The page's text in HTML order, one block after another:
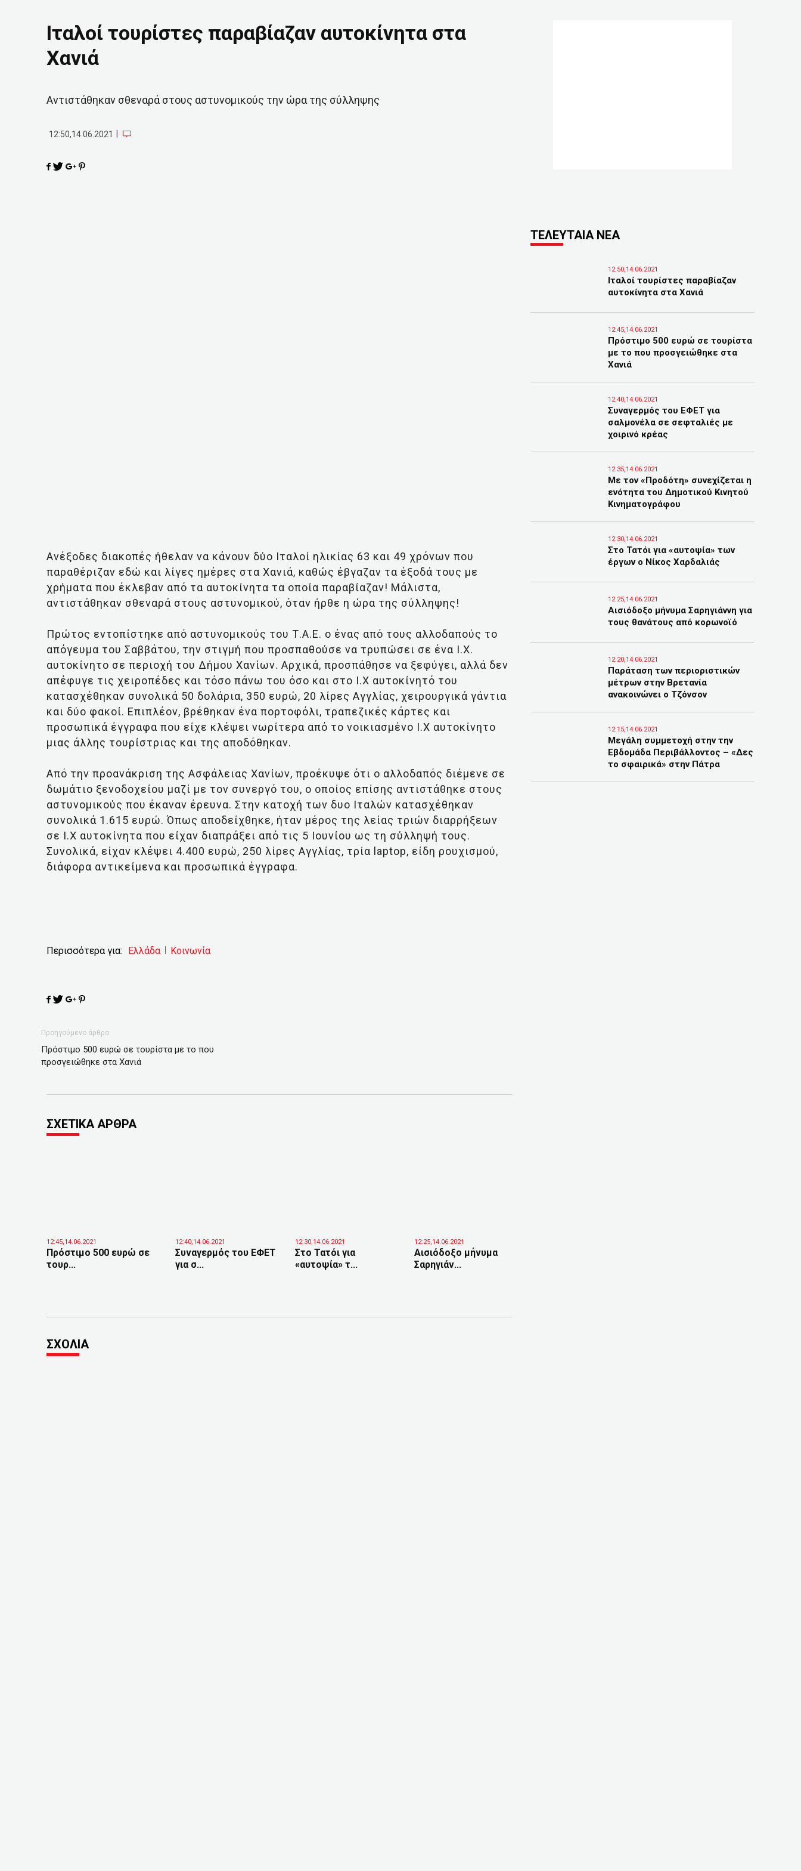
Ιταλοί τουρίστες παραβίαζαν αυτοκίνητα στα
Χανιά
Αντιστάθηκαν σθεναρά στους αστυνομικούς την ώρα της σύλληψης
12:50,14.06.2021
Ανέξοδες διακοπές ήθελαν να κάνουν δύο Ιταλοί ηλικίας 63 και 49 χρόνων που
παραθέριζαν εδώ και λίγες ημέρες στα Χανιά, καθώς έβγαζαν τα έξοδά τους με
χρήματα που έκλεβαν από τα αυτοκίνητα τα οποία παραβίαζαν! Μάλιστα,
αντιστάθηκαν σθεναρά στους αστυνομικού, όταν ήρθε η ώρα της σύλληψης!
Πρώτος εντοπίστηκε από αστυνομικούς του Τ.Α.Ε. ο ένας από τους αλλοδαπούς το
απόγευμα του Σαββάτου, την στιγμή που προσπαθούσε να τρυπώσει σε ένα Ι.Χ.
αυτοκίνητο σε περιοχή του Δήμου Χανίων. Αρχικά, προσπάθησε να ξεφύγει, αλλά δεν
απέφυγε τις χειροπέδες και τόσο πάνω του όσο και στο Ι.Χ αυτοκίνητό του
κατασχέθηκαν συνολικά 50 δολάρια, 350 ευρώ, 20 λίρες Αγγλίας, χειρουργικά γάντια
και δύο φακοί. Επιπλέον, βρέθηκαν ένα πορτοφόλι, τραπεζικές κάρτες και
προσωπικά έγγραφα που είχε κλέψει νωρίτερα από το νοικιασμένο Ι.Χ αυτοκίνητο
μιας άλλης τουρίστριας και της αποδόθηκαν.
Από την προανάκριση της Ασφάλειας Χανίων, προέκυψε ότι ο αλλοδαπός διέμενε σε
δωμάτιο ξενοδοχείου μαζί με τον συνεργό του, ο οποίος επίσης αντιστάθηκε στους
αστυνομικούς που έκαναν έρευνα. Στην κατοχή των δυο Ιταλών κατασχέθηκαν
συνολικά 1.615 ευρώ. Όπως αποδείχθηκε, ήταν μέρος της λείας τριών διαρρήξεων
σε Ι.Χ αυτοκίνητα που είχαν διαπράξει από τις 5 Ιουνίου ως τη σύλληψή τους.
Συνολικά, είχαν κλέψει 4.400 ευρώ, 250 λίρες Αγγλίας, τρία laptop, είδη ρουχισμού,
διάφορα αντικείμενα και προσωπικά έγγραφα.
Περισσότερα για: Ελλάδα Κοινωνία
Προηγούμενο άρθρο
Πρόστιμο 500 ευρώ σε τουρίστα με το που
προσγειώθηκε στα Χανιά
ΣΧΕΤΙΚΑ ΑΡΘΡΑ
12:45,14.06.2021
Πρόστιμο 500 ευρώ σε
τουρ...
12:40,14.06.2021
Συναγερμός του ΕΦΕΤ
για σ...
12:30,14.06.2021
Στο Τατόι για
«αυτοψία» τ...
12:25,14.06.2021
Αισιόδοξο μήνυμα
Σαρηγιάν...
ΣΧΟΛΙΑ
ΤΕΛΕΥΤΑΙΑ ΝΕΑ
12:50,14.06.2021
Ιταλοί τουρίστες παραβίαζαν
αυτοκίνητα στα Χανιά
12:45,14.06.2021
Πρόστιμο 500 ευρώ σε τουρίστα
με το που προσγειώθηκε στα
Χανιά
12:40,14.06.2021
Συναγερμός του ΕΦΕΤ για
σαλμονέλα σε σεφταλιές με
χοιρινό κρέας
12:35,14.06.2021
Με τον «Προδότη» συνεχίζεται η
ενότητα του Δημοτικού Κινητού
Κινηματογράφου
12:30,14.06.2021
Στο Τατόι για «αυτοψία» των
έργων ο Νίκος Χαρδαλιάς
12:25,14.06.2021
Αισιόδοξο μήνυμα Σαρηγιάννη για
τους θανάτους από κορωνοϊό
12:20,14.06.2021
Παράταση των περιοριστικών
μέτρων στην Βρετανία
ανακοινώνει ο Τζόνσον
12:15,14.06.2021
Μεγάλη συμμετοχή στην την
Εβδομάδα Περιβάλλοντος – «Δες
το σφαιρικά» στην Πάτρα